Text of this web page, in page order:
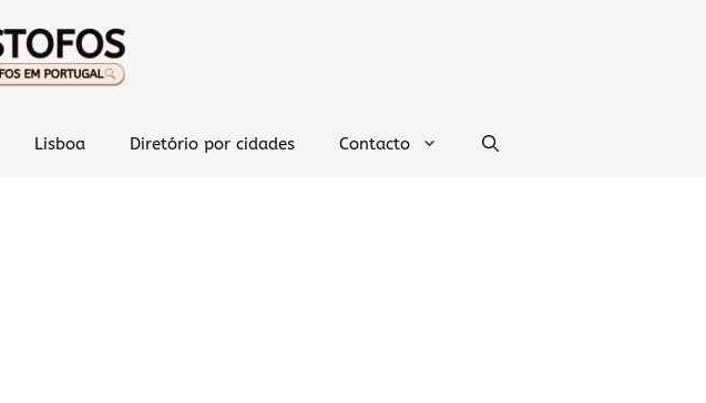
Lisboa Diretório por cidades Contacto